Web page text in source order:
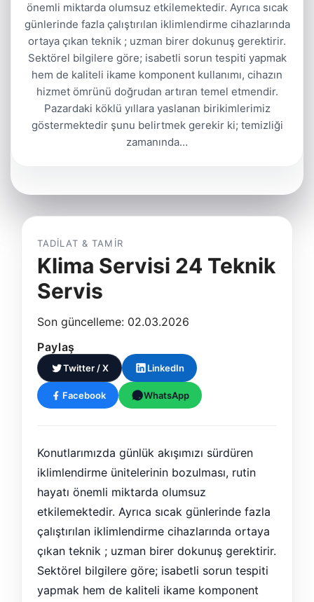
önemli miktarda olumsuz etkilemektedir. Ayrıca sıcak
günlerinde fazla çalıştırılan iklimlendirme cihazlarında
ortaya çıkan teknik ; uzman birer dokunuş gerektirir.
Sektörel bilgilere göre; isabetli sorun tespiti yapmak
hem de kaliteli ikame komponent kullanımı, cihazın
hizmet ömrünü doğrudan artıran temel etmendir.
Pazardaki köklü yıllara yaslanan birikimlerimiz
göstermektedir şunu belirtmek gerekir ki; temizliği
zamanında…
TADILAT & TAMIR
Klima Servisi 24 Teknik
Servis
Son güncelleme: 02.03.2026
Paylaş
Twitter / X LinkedIn
Facebook WhatsApp
Konutlarımızda günlük akışımızı sürdüren
iklimlendirme ünitelerinin bozulması, rutin
hayatı önemli miktarda olumsuz
etkilemektedir. Ayrıca sıcak günlerinde fazla
çalıştırılan iklimlendirme cihazlarında ortaya
çıkan teknik ; uzman birer dokunuş gerektirir.
Sektörel bilgilere göre; isabetli sorun tespiti
yapmak hem de kaliteli ikame komponent